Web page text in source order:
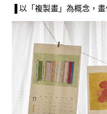
▐ 以「複製畫」為概念，